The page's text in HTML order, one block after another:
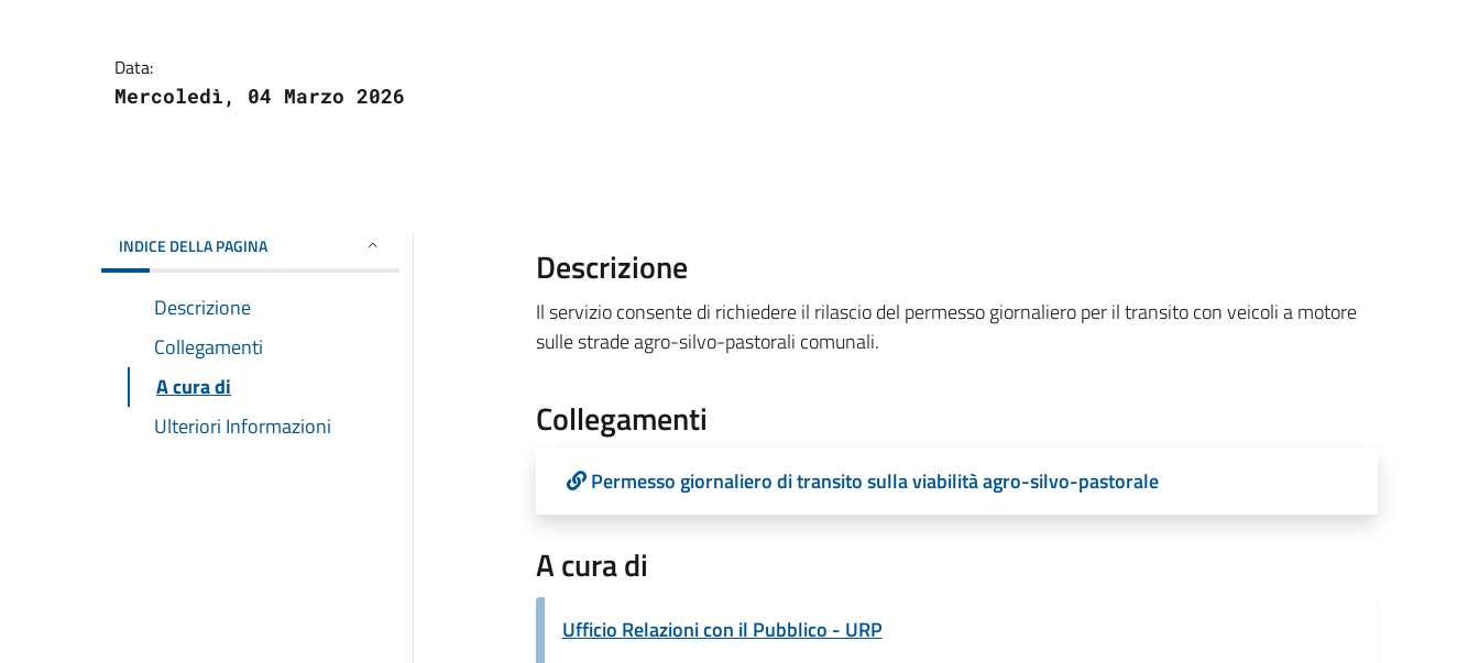
Data:
Mercoledì, 04 Marzo 2026
INDICE DELLA PAGINA
Descrizione
Collegamenti
A cura di
Ulteriori Informazioni
Descrizione
Il servizio consente di richiedere il rilascio del permesso giornaliero per il transito con veicoli a motore
sulle strade agro-silvo-pastorali comunali.
Collegamenti
Permesso giornaliero di transito sulla viabilità agro-silvo-pastorale
A cura di
Ufficio Relazioni con il Pubblico - URP